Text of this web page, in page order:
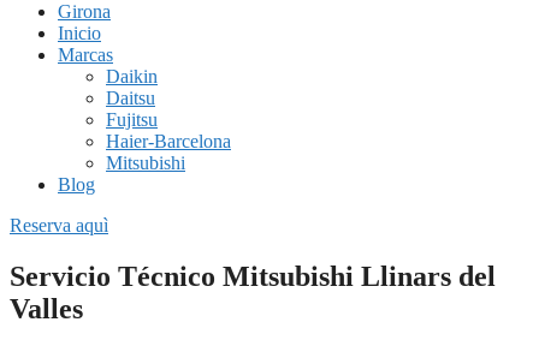
Girona
Inicio
Marcas
Daikin
Daitsu
Fujitsu
Haier-Barcelona
Mitsubishi
Blog
Reserva aquì
Servicio Técnico Mitsubishi Llinars del
Valles